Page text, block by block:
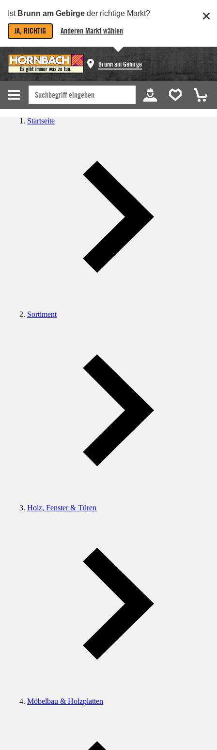
Ist Brunn am Gebirge der richtige Markt?
JA, RICHTIG Anderen Markt wählen
Brunn am Gebirge
Startseite
Sortiment
Holz, Fenster & Türen
Möbelbau & Holzplatten